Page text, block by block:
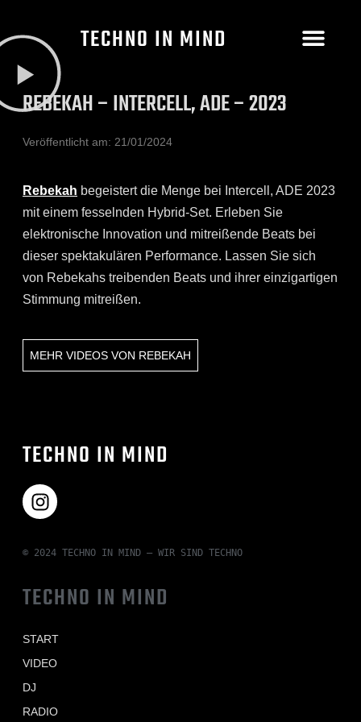
TECHNO IN MIND
REBEKAH – INTERCELL, ADE – 2023
Veröffentlicht am: 21/01/2024
Rebekah begeistert die Menge bei Intercell, ADE 2023
mit einem fesselnden Hybrid-Set. Erleben Sie
elektronische Innovation und mitreißende Beats bei
dieser spektakulären Performance. Lassen Sie sich
von Rebekahs treibenden Beats und ihrer einzigartigen
Stimmung mitreißen.
MEHR VIDEOS VON REBEKAH
TECHNO IN MIND
© 2024 TECHNO IN MIND – WIR SIND TECHNO
TECHNO IN MIND
START
VIDEO
DJ
RADIO